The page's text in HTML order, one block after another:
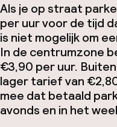
Als je op straat
per uur voor de tijd
is niet mogelijk om
In de centrumzone
€3,90 per uur.
lager tarief van
mee dat betaald
avonds en in het